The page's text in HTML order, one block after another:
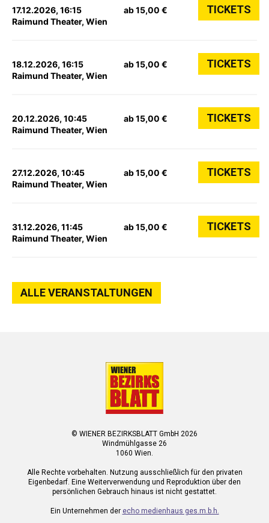
17.12.2026, 16:15
Raimund Theater, Wien
ab 15,00 € TICKETS
18.12.2026, 16:15
Raimund Theater, Wien
ab 15,00 € TICKETS
20.12.2026, 10:45
Raimund Theater, Wien
ab 15,00 € TICKETS
27.12.2026, 10:45
Raimund Theater, Wien
ab 15,00 € TICKETS
31.12.2026, 11:45
Raimund Theater, Wien
ab 15,00 € TICKETS
ALLE VERANSTALTUNGEN
© WIENER BEZIRKSBLATT GmbH 2026
Windmühlgasse 26
1060 Wien.
Alle Rechte vorbehalten. Nutzung ausschließlich für den privaten
Eigenbedarf. Eine Weiterverwendung und Reproduktion über den
persönlichen Gebrauch hinaus ist nicht gestattet.
Ein Unternehmen der echo medienhaus ges.m.b.h.